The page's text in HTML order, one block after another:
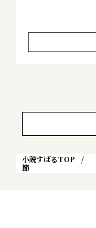
小説すばるTOP
節